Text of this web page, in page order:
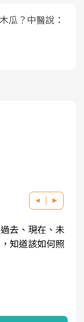
瓜？中醫說：
去、現在、未
知道該如何照